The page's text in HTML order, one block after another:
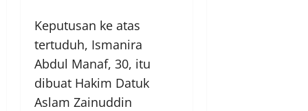
Keputusan ke atas
tertuduh, Ismanira
Abdul Manaf, 30, itu
dibuat Hakim Datuk
Aslam Zainuddin